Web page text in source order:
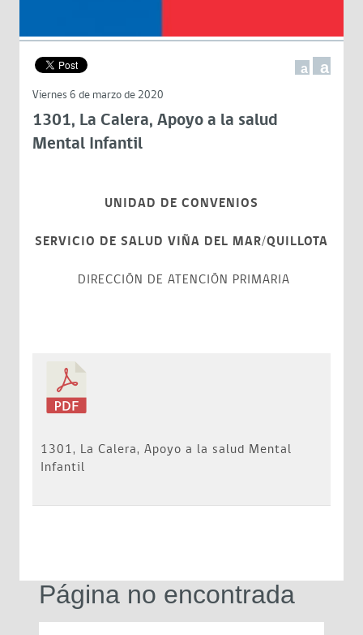
a a
Viernes 6 de marzo de 2020
1301, La Calera, Apoyo a la salud
Mental Infantil
UNIDAD DE CONVENIOS
SERVICIO DE SALUD VIÑA DEL MAR/QUILLOTA
DIRECCIÓN DE ATENCIÓN PRIMARIA
1301, La Calera, Apoyo a la salud Mental
Infantil
Página no encontrada